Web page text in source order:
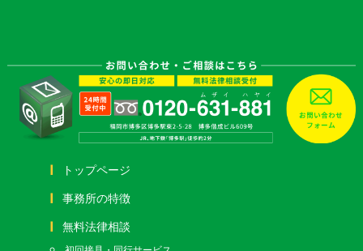
トップページ
事務所の特徴
無料法律相談